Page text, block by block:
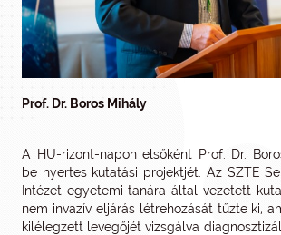
Prof. Dr. Boros Mihály
A HU-rizont-napon elsőként Prof. Dr.
be nyertes kutatási projektjét. Az SZTE
Intézet egyetemi tanára által vezetett
nem invazív eljárás létrehozását tűzte ki,
kilélegzett levegőjét vizsgálva